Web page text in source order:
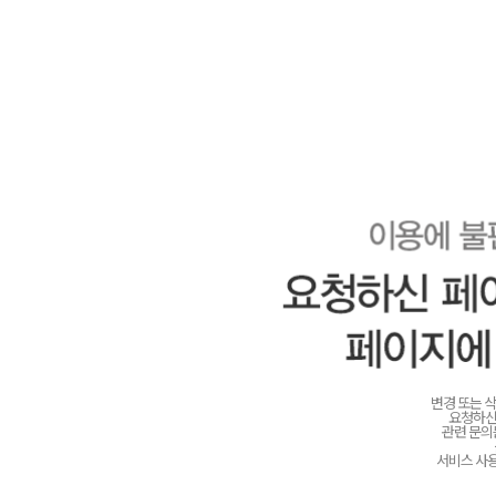
변경 또는
요청하
관련 문
서비스 사